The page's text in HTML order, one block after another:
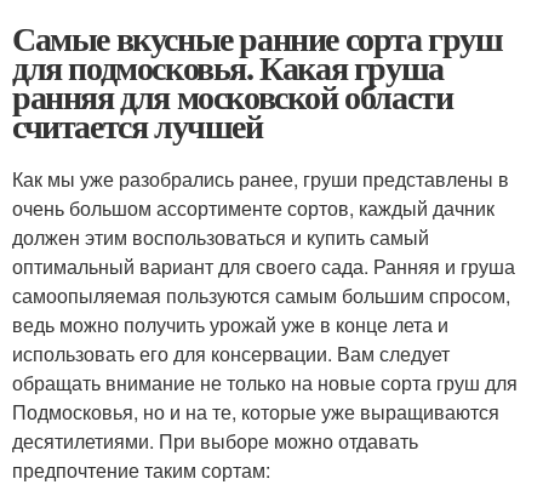
Самые вкусные ранние сорта груш
для подмосковья. Какая груша
ранняя для московской области
считается лучшей
Как мы уже разобрались ранее, груши представлены в
очень большом ассортименте сортов, каждый дачник
должен этим воспользоваться и купить самый
оптимальный вариант для своего сада. Ранняя и груша
самоопыляемая пользуются самым большим спросом,
ведь можно получить урожай уже в конце лета и
использовать его для консервации. Вам следует
обращать внимание не только на новые сорта груш для
Подмосковья, но и на те, которые уже выращиваются
десятилетиями. При выборе можно отдавать
предпочтение таким сортам: